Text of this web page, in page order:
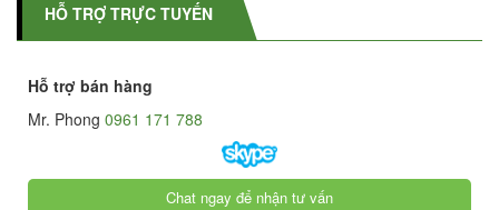
HỖ TRỢ TRỰC TUYẾN
Hỗ trợ bán hàng
Mr. Phong 0961 171 788
Chat ngay để nhận tư vấn